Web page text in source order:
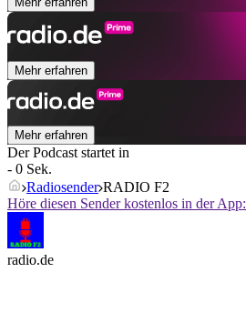
Mehr erfahren
Mehr erfahren
Der Podcast startet in
- 0 Sek.
Radiosender RADIO F2
Höre diesen Sender kostenlos in der App:
radio.de